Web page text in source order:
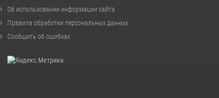
Об использовании информации сайта
Правила обработки персональных данных
Сообщить об ошибках